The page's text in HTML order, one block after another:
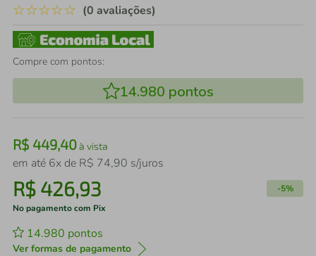
☆☆☆☆☆ (0 avaliações)
Compre com pontos:
14.980 pontos
R$ 449,40à vista
em até 6x de R$ 74,90 s/juros
R$ 426,93 -5%
No pagamento com Pix
14.980 pontos
Ver formas de pagamento